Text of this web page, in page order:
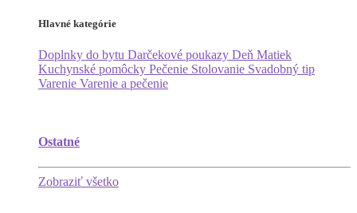
Hlavné kategórie
Doplnky do bytu Darčekové poukazy Deň Matiek
Kuchynské pomôcky Pečenie Stolovanie Svadobný tip
Varenie Varenie a pečenie
Ostatné
Zobraziť všetko